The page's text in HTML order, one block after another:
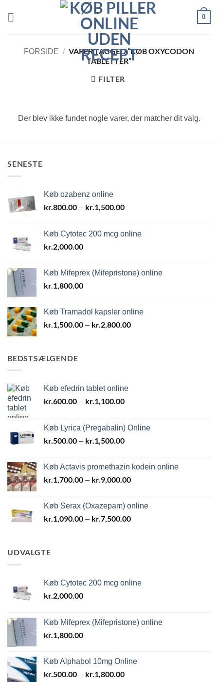
0
FORSIDE / VARER TAGGED “KØB OXYCODON
TABLETTER”
FILTER
Der blev ikke fundet nogle varer, der matcher dit valg.
SENESTE
Køb ozabenz online
kr.800.00 – kr. 1,500.00Prisinterval:
kr.1,500.00
Køb Cytotec 200 mcg online
kr. 2,000.00
Køb Mifeprex (Mifepristone) online
kr. 1,800.00
Køb Tramadol kapsler online
kr. 1,500.00 – kr. 2,800.00Prisinterval:
BEDSTSÆLGENDE
Køb efedrin tablet online
kr.600.00 – kr.1,100.00Prisinterval:
kr.1,100.00
Køb Lyrica (Pregabalin) Online
kr.500.00 – kr.1,500.00Prisinterval:
kr.1,500.00
Køb Actavis promethazin kodein online
kr.1,700.00 – kr.9,000.00Prisinterval:
kr.9,000.00
Køb Serax (Oxazepam) online
kr.1,090.00 – kr.7,500.00Prisinterval:
UDVALGTE
Køb Cytotec 200 mcg online
kr. 2,000.00
Køb Mifeprex (Mifepristone) online
kr. 1,800.00
Køb Alphabol 10mg Online
kr. 500.00 – kr. 1,800.00Prisinterval: